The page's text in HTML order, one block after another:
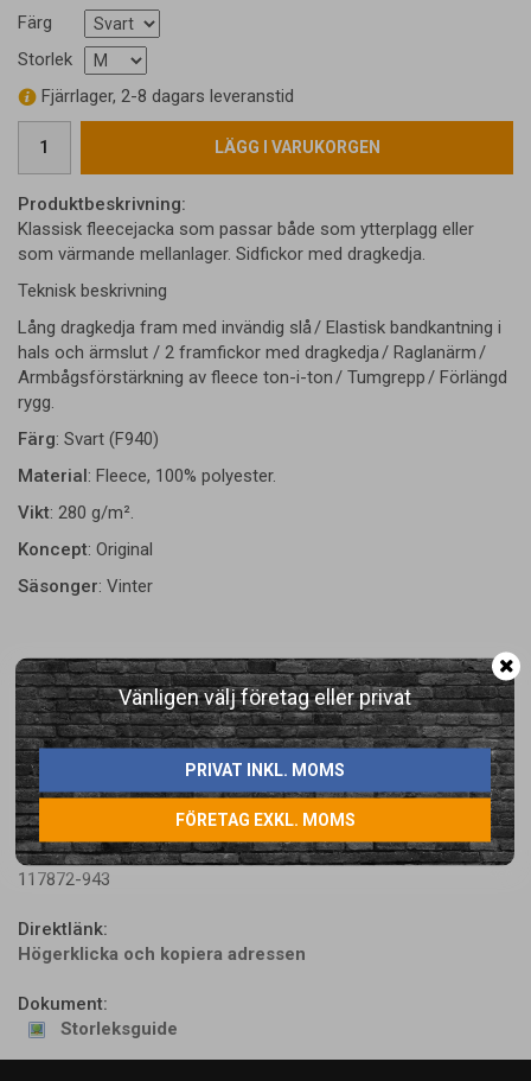
Vänligen välj företag eller privat
PRIVAT INKL. MOMS
FÖRETAG EXKL. MOMS
Färg
Storlek
Fjärrlager, 2-8 dagars leveranstid
LÄGG I VARUKORGEN
Produktbeskrivning:
Klassisk fleecejacka som passar både som ytterplagg eller
som värmande mellanlager. Sidfickor med dragkedja.
Teknisk beskrivning
Lång dragkedja fram med invändig slå / Elastisk bandkantning i
hals och ärmslut / 2 framfickor med dragkedja / Raglanärm /
Armbågs­förstärkning av fleece ton-i-ton / Tumgrepp / Förlängd
rygg.
Färg: Svart (F940)
Material: Fleece, 100% polyester.
Vikt: 280 g/m².
Koncept: Original
Säsonger: Vinter
LÄGG I ÖNSKELISTA
Artikelnummer:
117872-943
Direktlänk:
Högerklicka och kopiera adressen
Dokument:
Storleksguide